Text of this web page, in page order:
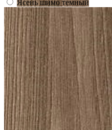
Ясень шимо темный